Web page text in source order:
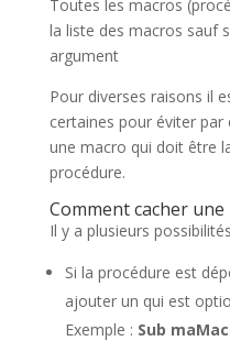
Toutes les macros
la liste des macros sauf
argument
Pour diverses raisons il
certaines pour éviter par
une macro qui doit être
procédure.
Comment cacher
Il y a plusieurs possibilités
Si la procédure est
ajouter un qui est
Exemple : Sub